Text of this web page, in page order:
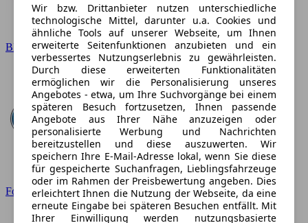
BMW
Ford
Wir bzw. Drittanbieter nutzen unterschiedliche
technologische Mittel, darunter u.a. Cookies und
ähnliche Tools auf unserer Webseite, um Ihnen
erweiterte Seitenfunktionen anzubieten und ein
verbessertes Nutzungserlebnis zu gewährleisten.
Durch diese erweiterten Funktionalitäten
ermöglichen wir die Personalisierung unseres
Angebotes - etwa, um Ihre Suchvorgänge bei einem
späteren Besuch fortzusetzen, Ihnen passende
Angebote aus Ihrer Nähe anzuzeigen oder
personalisierte Werbung und Nachrichten
bereitzustellen und diese auszuwerten. Wir
speichern Ihre E-Mail-Adresse lokal, wenn Sie diese
für gespeicherte Suchanfragen, Lieblingsfahrzeuge
oder im Rahmen der Preisbewertung angeben. Dies
erleichtert Ihnen die Nutzung der Webseite, da eine
erneute Eingabe bei späteren Besuchen entfällt. Mit
Ihrer Einwilligung werden nutzungsbasierte